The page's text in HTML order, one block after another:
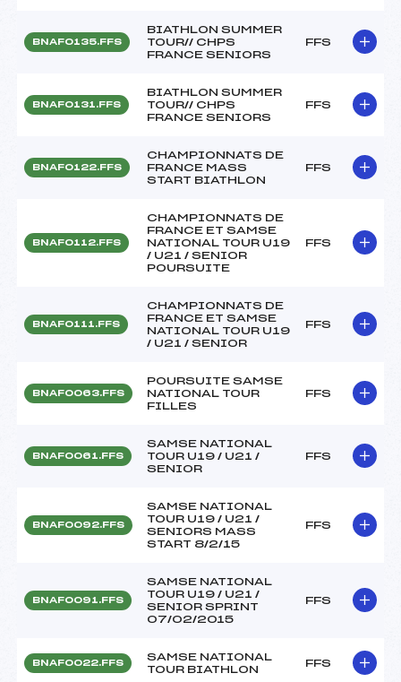
BNAF0135.FFS
BIATHLON SUMMER
TOUR// CHPS
FRANCE SENIORS
FFS
BNAF0131.FFS
BIATHLON SUMMER
TOUR// CHPS
FRANCE SENIORS
FFS
BNAF0122.FFS
CHAMPIONNATS DE
FRANCE MASS
START BIATHLON
FFS
BNAF0112.FFS
CHAMPIONNATS DE
FRANCE ET SAMSE
NATIONAL TOUR U19
/ U21 / SENIOR
POURSUITE
FFS
BNAF0111.FFS
CHAMPIONNATS DE
FRANCE ET SAMSE
NATIONAL TOUR U19
/ U21 / SENIOR
FFS
BNAF0063.FFS
POURSUITE SAMSE
NATIONAL TOUR
FILLES
FFS
BNAF0061.FFS
SAMSE NATIONAL
TOUR U19 / U21 /
SENIOR
FFS
BNAF0092.FFS
SAMSE NATIONAL
TOUR U19 / U21 /
SENIORS MASS
START 8/2/15
FFS
BNAF0091.FFS
SAMSE NATIONAL
TOUR U19 / U21 /
SENIOR SPRINT
07/02/2015
FFS
BNAF0022.FFS
SAMSE NATIONAL
TOUR BIATHLON
FFS